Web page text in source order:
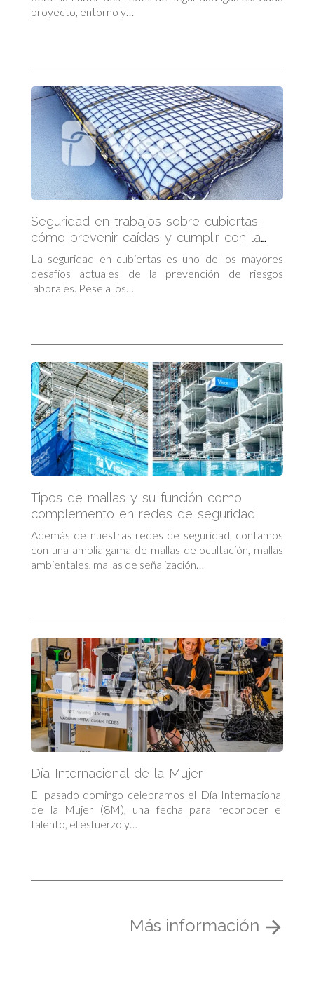
proyecto, entorno y…
Seguridad en trabajos sobre cubiertas:
cómo prevenir caídas y cumplir con la
normativa
La seguridad en cubiertas es uno de los mayores
desafíos actuales de la prevención de riesgos
laborales. Pese a los…
Tipos de mallas y su función como
complemento en redes de seguridad
Además de nuestras redes de seguridad, contamos
con una amplia gama de mallas de ocultación, mallas
ambientales, mallas de señalización…
Día Internacional de la Mujer
El pasado domingo celebramos el Día Internacional
de la Mujer (8M), una fecha para reconocer el
talento, el esfuerzo y…
Más información